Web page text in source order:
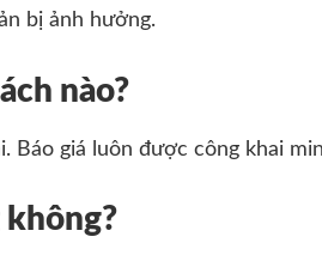
bị ảnh hưởng.
nào?
Báo giá luôn được công khai
không?